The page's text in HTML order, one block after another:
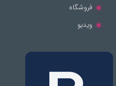
فروشگاه
ویدیو